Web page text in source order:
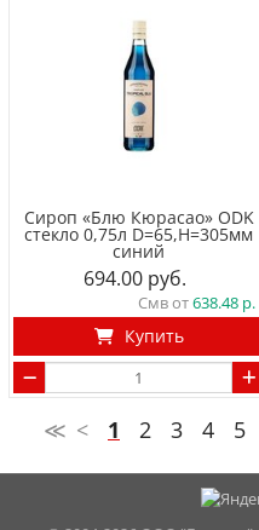
Сироп «Блю Кюрасао» ODK
стекло 0,75л D=65,H=305мм
синий
694.00
Смв от638.48
Купить
≪ < 1 2 3 4 5